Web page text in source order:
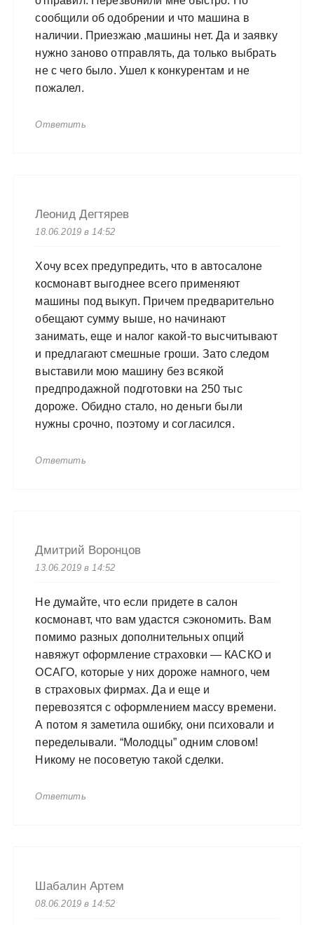
сообщили об одобрении и что машина в
наличии. Приезжаю ,машины нет. Да и заявку
нужно заново отправлять, да только выбрать
не с чего было. Ушел к конкурентам и не
пожалел.
Ответить
Леонид Дегтярев
18.06.2019 в 14:52
Хочу всех предупредить, что в автосалоне
космонавт выгоднее всего применяют
машины под выкуп. Причем предварительно
обещают сумму выше, но начинают
занимать, еще и налог какой-то высчитывают
и предлагают смешные гроши. Зато следом
выставили мою машину без всякой
предпродажной подготовки на 250 тыс
дороже. Обидно стало, но деньги были
нужны срочно, поэтому и согласился.
Ответить
Дмитрий Воронцов
13.06.2019 в 14:52
Не думайте, что если придете в салон
космонавт, что вам удастся сэкономить. Вам
помимо разных дополнительных опций
навяжут оформление страховки — КАСКО и
ОСАГО, которые у них дороже намного, чем
в страховых фирмах. Да и еще и
перевозятся с оформлением массу времени.
А потом я заметила ошибку, они психовали и
переделывали. “Молодцы” одним словом!
Никому не посоветую такой сделки.
Ответить
Шабалин Артем
08.06.2019 в 14:52